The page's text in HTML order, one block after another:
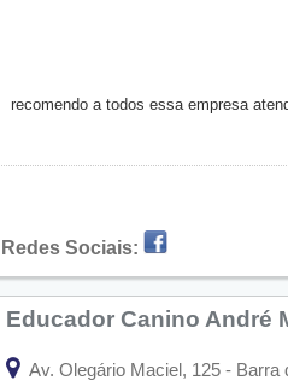
recomendo a todos essa empresa
Redes Sociais:
Educador Canino André
Av. Olegário Maciel, 125 - Barra